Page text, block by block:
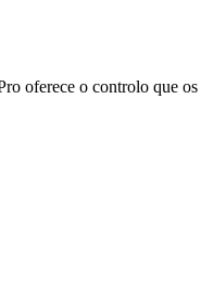
oferece o controlo que